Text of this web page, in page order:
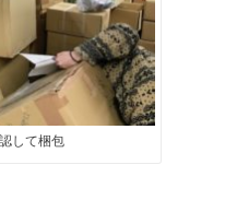
して梱包